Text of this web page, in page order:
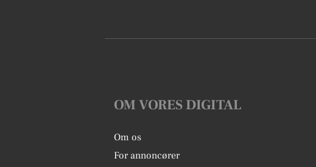
OM VORES DIGITAL
Om os
For annoncører